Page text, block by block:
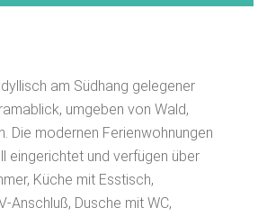
am Südhang gelegener
umgeben von Wald,
Die modernen Ferienwohnungen
eingerichtet und verfügen über
Küche mit Esstisch,
Anschluß, Dusche mit WC,